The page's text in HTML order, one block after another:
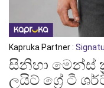
Kapruka Partner :
සිනිහා මෙන්ස්
ලයිට් ග්‍රේ ටී ශර්ට්